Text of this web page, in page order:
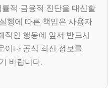
적·금융적 진단을 대신할
행에 따른 책임은 사용자
적인 행동에 앞서 반드시
이나 공식 최신 정보를
바랍니다.